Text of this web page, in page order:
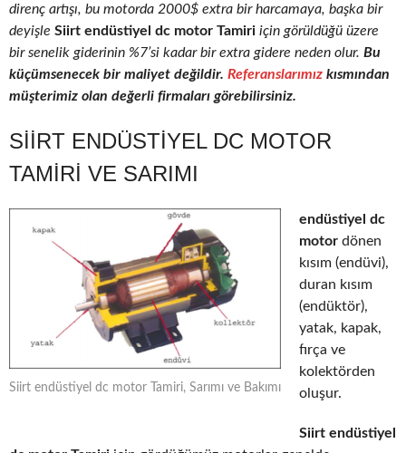
direnç artışı, bu motorda 2000$ extra bir harcamaya, başka bir
deyişle Siirt endüstiyel dc motor Tamiri için görüldüğü üzere
bir senelik giderinin %7’si kadar bir extra gidere neden olur. Bu
küçümsenecek bir maliyet değildir. Referanslarımız kısmından
müşterimiz olan değerli firmaları görebilirsiniz.
SIIRT ENDÜSTIYEL DC MOTOR
TAMIRI VE SARIMI
Siirt endüstiyel dc motor Tamiri, Sarımı ve Bakımı
endüstiyel dc
motor dönen
kısım (endüvi),
duran kısım
(endüktör),
yatak, kapak,
fırça ve
kolektörden
oluşur.
Siirt endüstiyel